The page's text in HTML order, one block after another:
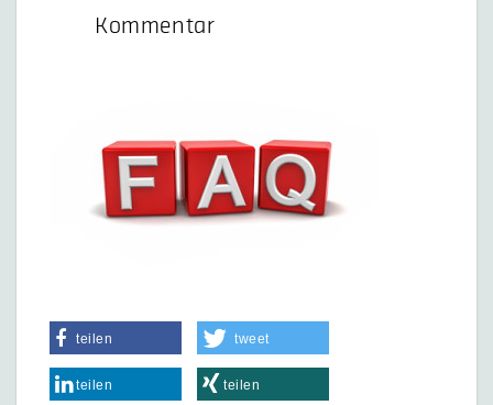
Kommentar
teilen tweet
teilen teilen